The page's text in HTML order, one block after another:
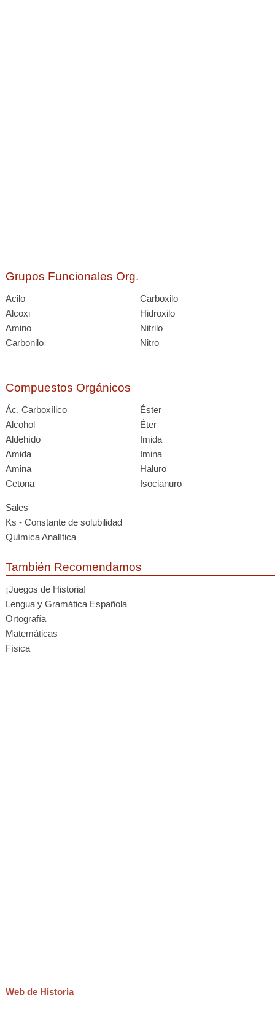
Grupos Funcionales Org.
Acilo
Carboxilo
Alcoxi
Hidroxilo
Amino
Nitrilo
Carbonilo
Nitro
Compuestos Orgánicos
Ác. Carboxílico
Éster
Alcohol
Éter
Aldehído
Imida
Amida
Imina
Amina
Haluro
Cetona
Isocianuro
Sales
Ks - Constante de solubilidad
Química Analítica
También Recomendamos
¡Juegos de Historia!
Lengua y Gramática Española
Ortografía
Matemáticas
Física
Web de Historia